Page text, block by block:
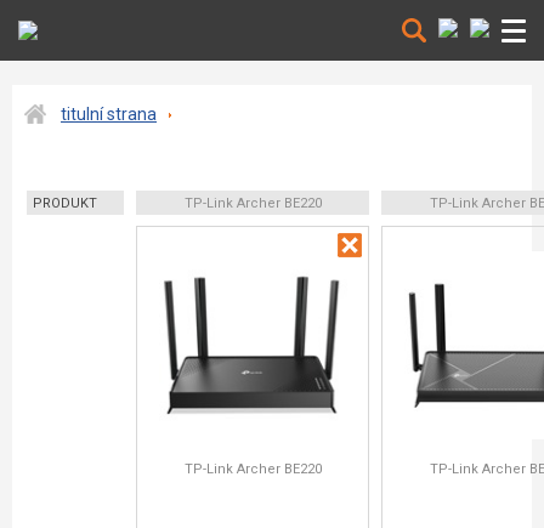
titulní strana
PRODUKT TP-Link Archer BE220 TP-Link Archer
TP-Link Archer BE220 TP-Link Archer